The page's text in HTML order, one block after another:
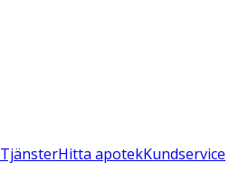
TjänsterHitta apotekKundservice